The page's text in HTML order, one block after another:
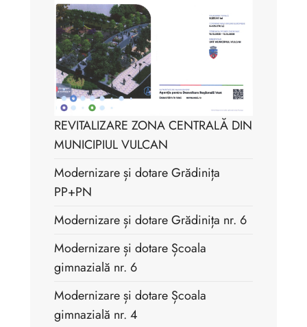
REVITALIZARE ZONA CENTRALĂ DIN
MUNICIPIUL VULCAN
Modernizare și dotare Grădinița
PP+PN
Modernizare și dotare Grădinița nr. 6
Modernizare și dotare Școala
gimnazială nr. 6
Modernizare și dotare Școala
gimnazială nr. 4